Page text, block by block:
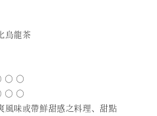
烏龍茶
○ ○
○ ○
風味或帶鮮甜感之料理、甜點